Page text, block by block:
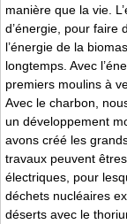
manière que la vie.
d’énergie, pour faire
l’énergie de la
longtemps. Avec
premiers moulins à
Avec le charbon,
un développement
avons créé les
travaux peuvent
électriques, pour
déchets nucléaires
déserts avec le